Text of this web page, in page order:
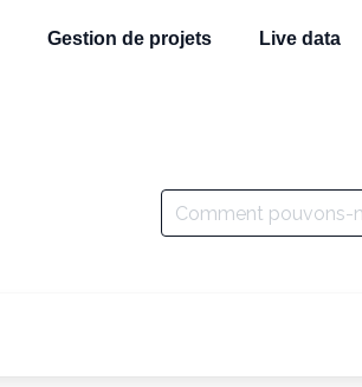
Gestion de projets Live data